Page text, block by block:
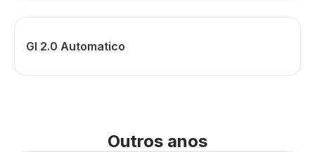
Gl 2.0 Automatico
Outros anos